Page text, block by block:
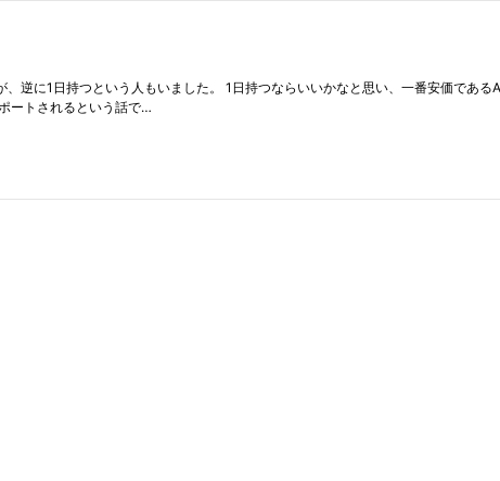
逆に1日持つという人もいました。 1日持つならいいかなと思い、一番安価で
ートされるという話で…